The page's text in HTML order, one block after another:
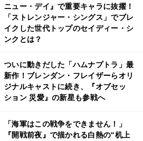
ニュー・デイ』で重要キャラに抜擢！
「ストレンジャー・シングス」でブレ
イクした世代トップのセイディー・シ
ンクとは？
ついに動きだした「ハムナプトラ」最
新作！ブレンダン・フレイザーらオリ
ジナルキャストに続き、『オブセッ
ション 災愛』の新星も参戦へ
「海軍はこの戦争をできません！」
『開戦前夜』で描かれる白熱の“机上